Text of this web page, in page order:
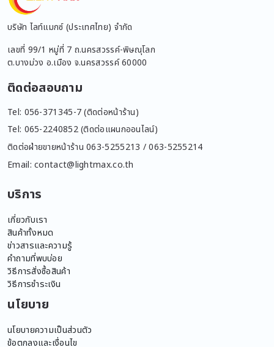
บริษัท ไลท์แมกซ์ (ประเทศไทย) จำกัด
เลขที่ 99/1 หมู่ที่ 7 ถ.นครสวรรค์-พิษณุโลก
ต.บางม่วง อ.เมือง จ.นครสวรรค์ 60000
ติดต่อสอบถาม
Tel: 056-371345-7 (ติดต่อหน้าร้าน)
Tel: 065-2240852 (ติดต่อแผนกออนไลน์)
ติดต่อฝ่ายขายหน้าร้าน 063-5255213 / 063-5255214
Email: contact@lightmax.co.th
บริการ
เกี่ยวกับเรา
สินค้าทั้งหมด
ข่าวสารและความรู้
คำถามที่พบบ่อย
วิธีการสั่งซื้อสินค้า
วิธีการชำระเงิน
นโยบาย
นโยบายความเป็นส่วนตัว
ข้อตกลงและเงื่อนไข